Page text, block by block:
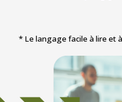
* Le langage facile à lire et